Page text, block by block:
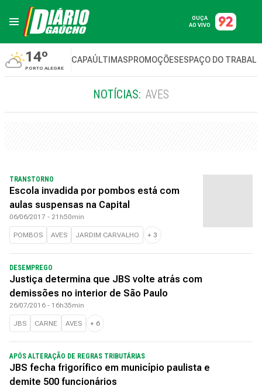
OUÇA
AO VIVO
14º
PORTO ALEGRE
CAPAÚLTIMASPROMOÇÕESESPAÇO DO
NOTÍCIAS: AVES
TRANSTORNO
Escola invadida por pombos está com
aulas suspensas na Capital
06/06/2017 - 21h50min
POMBOS AVES JARDIM CARVALHO + 3
DESEMPREGO
Justiça determina que JBS volte atrás com
demissões no interior de São Paulo
26/07/2016 - 16h35min
JBS CARNE AVES + 6
APÓS ALTERAÇÃO DE REGRAS TRIBUTÁRIAS
JBS fecha frigorífico em município paulista e
demite 500 funcionários